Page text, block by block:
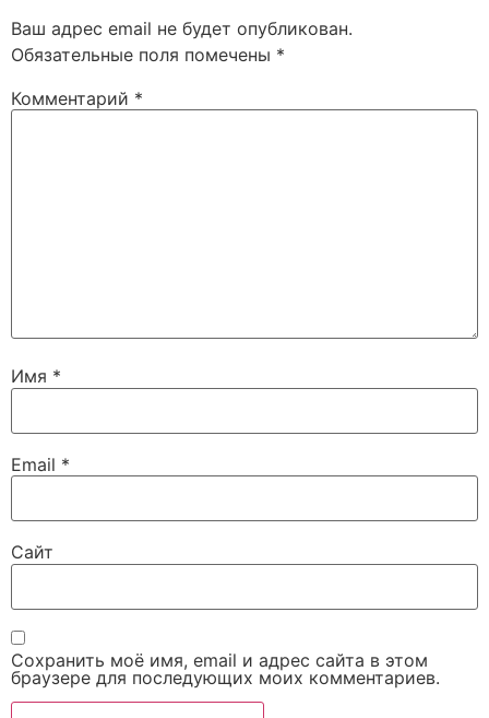
Ваш адрес email не будет опубликован.
Обязательные поля помечены *
Комментарий *
Имя *
Email *
Сайт
Сохранить моё имя, email и адрес сайта в этом
браузере для последующих моих комментариев.